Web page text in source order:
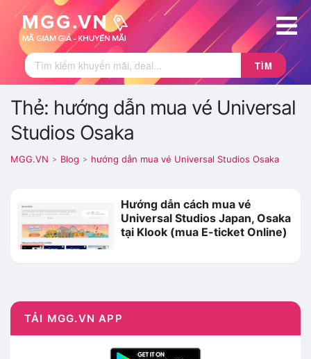
TÌM
Thẻ: hướng dẫn mua vé Universal
Studios Osaka
MGG.VN > Blog > hướng dẫn mua vé Universal Studios Osaka
Hướng dẫn cách mua vé
Universal Studios Japan, Osaka
tại Klook (mua E-ticket Online)
TẢI MGG.VN APP